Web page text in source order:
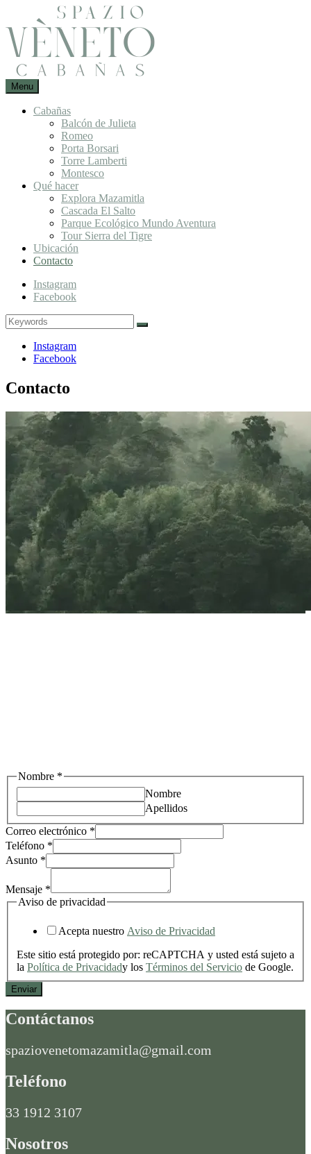
content
Spazio
Vèneto :
Mazamitla
Un
lugar
para
desconectarte
Menu
Cabañas
Balcón de Julieta
Romeo
Porta Borsari
Torre Lamberti
Montesco
Qué hacer
Explora Mazamitla
Cascada El Salto
Parque Ecológico Mundo Aventura
Tour Sierra del Tigre
Ubicación
Contacto
Instagram
Facebook
Search
for:
Search
Instagram
Facebook
Contacto
Nombre *
Nombre
Apellidos
Correo electrónico *
Teléfono *
Asunto *
Mensaje *
Aviso de privacidad
Acepta nuestro Aviso de Privacidad
Este sitio está protegido por: reCAPTCHA y usted está sujeto a
la Política de Privacidady los Términos del Servicio de Google.
Enviar
Contáctanos
spaziovenetomazamitla@gmail.com
Teléfono
33 1912 3107
Nosotros